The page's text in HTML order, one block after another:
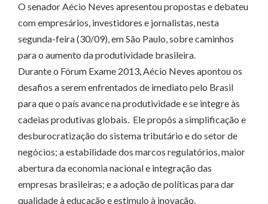
O senador Aécio Neves apresentou propostas e debateu
com empresários, investidores e jornalistas, nesta
segunda-feira (30/09), em São Paulo, sobre caminhos
para o aumento da produtividade brasileira.
Durante o Fórum Exame 2013, Aécio Neves apontou os
desafios a serem enfrentados de imediato pelo Brasil
para que o país avance na produtividade e se integre às
cadeias produtivas globais. Ele propôs a simplificação e
desburocratização do sistema tributário e do setor de
negócios; a estabilidade dos marcos regulatórios, maior
abertura da economia nacional e integração das
empresas brasileiras; e a adoção de políticas para dar
qualidade à educação e estimulo à inovação.